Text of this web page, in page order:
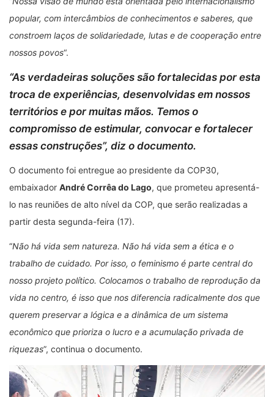
popular, com intercâmbios de conhecimentos e saberes, que
constroem laços de solidariedade, lutas e de cooperação entre
nossos povos“.
“As verdadeiras soluções são fortalecidas por esta
troca de experiências, desenvolvidas em nossos
territórios e por muitas mãos. Temos o
compromisso de estimular, convocar e fortalecer
essas construções”, diz o documento.
O documento foi entregue ao presidente da COP30,
embaixador André Corrêa do Lago, que prometeu apresentá-
lo nas reuniões de alto nível da COP, que serão realizadas a
partir desta segunda-feira (17).
“Não há vida sem natureza. Não há vida sem a ética e o
trabalho de cuidado. Por isso, o feminismo é parte central do
nosso projeto político. Colocamos o trabalho de reprodução da
vida no centro, é isso que nos diferencia radicalmente dos que
querem preservar a lógica e a dinâmica de um sistema
econômico que prioriza o lucro e a acumulação privada de
riquezas”, continua o documento.